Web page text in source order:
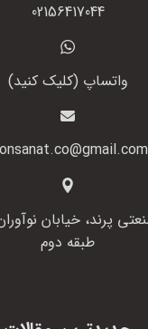
02156417044
واتساپ (کلیک کنید)
طبقه دوم